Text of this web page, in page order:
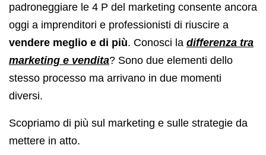
padroneggiare le 4 P del marketing consente ancora
oggi a imprenditori e professionisti di riuscire a
vendere meglio e di più. Conosci la differenza tra
marketing e vendita? Sono due elementi dello
stesso processo ma arrivano in due momenti
diversi.
Scopriamo di più sul marketing e sulle strategie da
mettere in atto.